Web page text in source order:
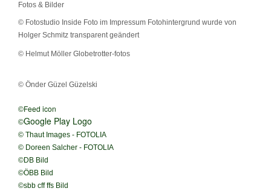
Fotos & Bilder
© Fotostudio Inside Foto im Impressum Fotohintergrund wurde von
Holger Schmitz transparent geändert
© Helmut Möller Globetrotter-fotos
© Önder Güzel Güzelski
©Feed icon
©Google Play Logo
© Thaut Images - FOTOLIA
© Doreen Salcher - FOTOLIA
©DB Bild
©ÖBB Bild
©sbb cff ffs Bild